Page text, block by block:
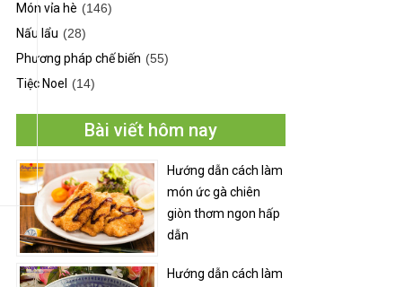
Món vỉa hè (146)
Nấu lẩu (28)
Phương pháp chế biến (55)
Tiệc Noel
(14)
Bài viết hôm nay
Hướng dẫn cách làm
món ức gà chiên
giòn thơm ngon hấp
dẫn
Hướng dẫn cách làm